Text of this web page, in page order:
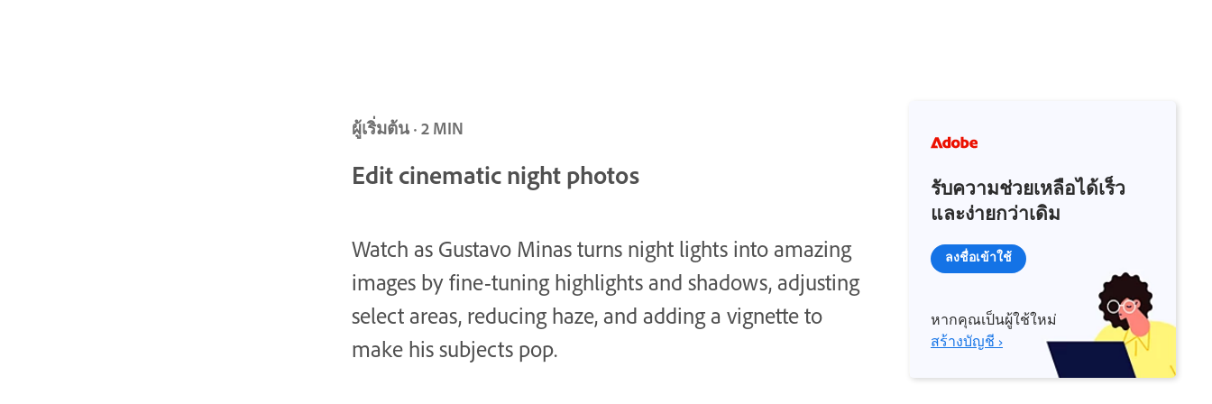
ผู้เริ่มต้น · 2 MIN
Edit cinematic night photos
Watch as Gustavo Minas turns night lights into amazing
images by fine-tuning highlights and shadows, adjusting
select areas, reducing haze, and adding a vignette to
make his subjects pop.
รับความช่วยเหลือได้เร็ว
และง่ายกว่าเดิม
ลงชื่อเข้าใช้
หากคุณเป็นผู้ใช้ใหม่
สร้างบัญชี ›